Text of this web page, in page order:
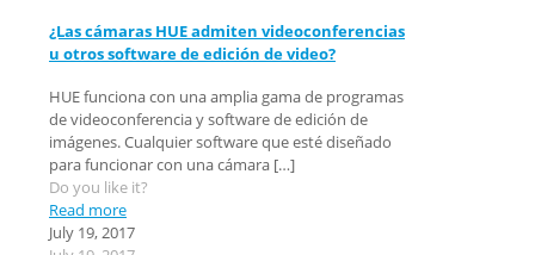
¿Las cámaras HUE admiten videoconferencias
u otros software de edición de video?
HUE funciona con una amplia gama de programas
de videoconferencia y software de edición de
imágenes. Cualquier software que esté diseñado
para funcionar con una cámara […]
Do you like it?
Read more
July 19, 2017